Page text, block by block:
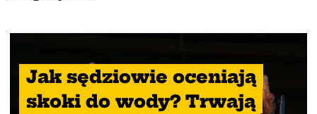
Jak sędziowie oceniają
skoki do wody? Trwają